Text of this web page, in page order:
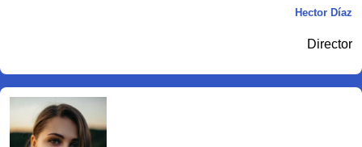
Hector Díaz
Director